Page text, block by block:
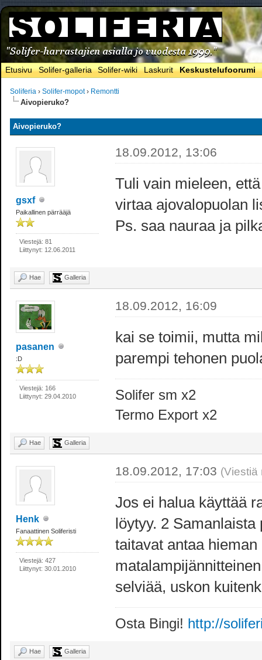
Etusivu Solifer-galleria Solifer-wiki Laskurit Keskustelufoorumi
Soliferia ›Solifer-mopot› Remontti
Aivopieruko?
Aivopieruko?
gsxf
Paikallinen pärrääjä
Viestejä: 81
Liittynyt: 12.06.2011
18.09.2012, 13:06
Tuli vain mieleen,
virtaa ajovalopuolan
Ps. saa nauraa ja
Hae Galleria
pasanen
:D
Viestejä: 166
Liittynyt: 29.04.2010
18.09.2012, 16:09
kai se toimii, mutta
parempi tehonen
Solifer sm x2
Termo Export x2
Hae Galleria
Henk
Fanaattinen Soliferisti
Viestejä: 427
Liittynyt: 30.01.2010
18.09.2012, 17:03 (Viestiä
Jos ei halua käyttää
löytyy. 2
taitavat antaa
selviää, uskon
Osta Bingi! http://
Hae Galleria